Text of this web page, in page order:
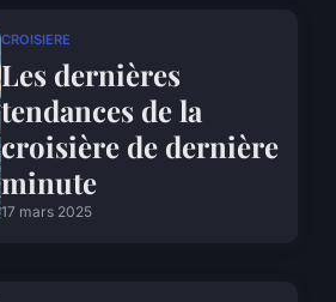
CROISIERE
Les dernières
tendances de la
croisière de dernière
minute
17 mars 2025